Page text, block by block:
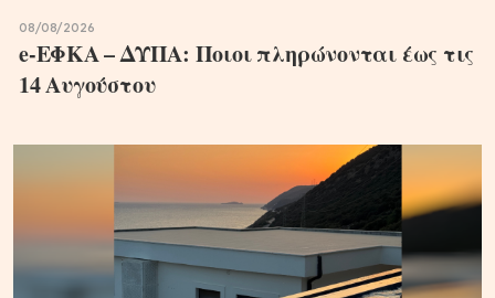
08/08/2026
e-ΕΦΚΑ – ΔΥΠΑ: Ποιοι πληρώνονται έως τις
14 Αυγούστου